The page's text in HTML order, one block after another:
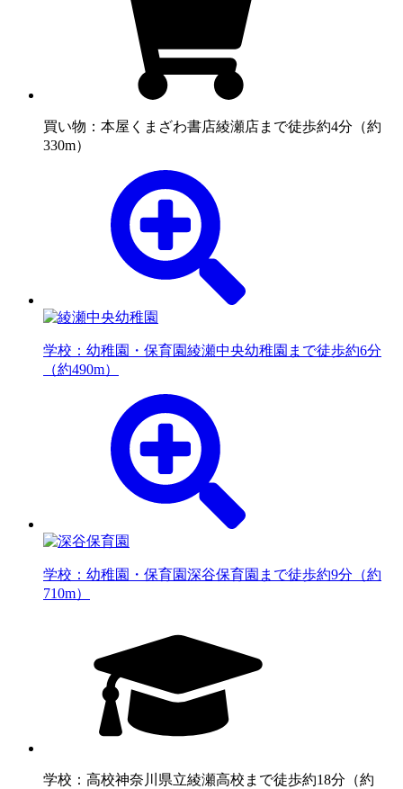
買い物：本屋 くまざわ書店綾瀬店まで徒歩約4分（約
330m）
学校：幼稚園・保育園綾瀬中央幼稚園まで徒歩約6分
（約490m）
学校：幼稚園・保育園深谷保育園まで徒歩約9分（約
710m）
学校：高校神奈川県立綾瀬高校まで徒歩約18分（約